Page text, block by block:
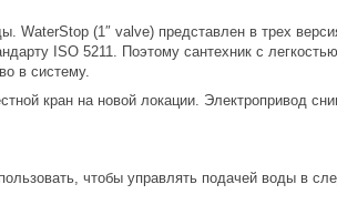
WaterStop (1″ valve) представлен в трех
ISO 5211. Поэтому сантехник с
в систему.
кран на новой локации. Электропривод
чтобы управлять подачей воды в